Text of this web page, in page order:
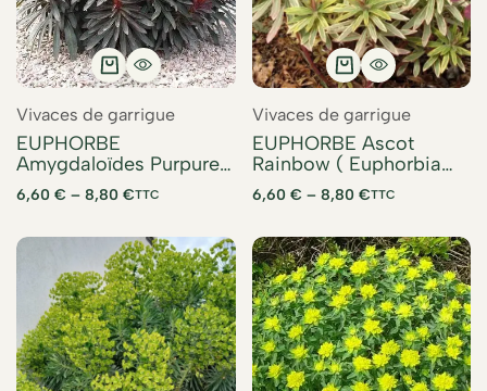
Vivaces de garrigue
EUPHORBE
Amygdaloïdes Purpurea
(Euphorbia
Amygdaloïdes
6,60 € – 8,80 €TTC
Vivaces de garrigue
EUPHORBE Ascot
Rainbow ( Euphorbia
Ascot Rainbow)
6,60 € – 8,80 €TTC